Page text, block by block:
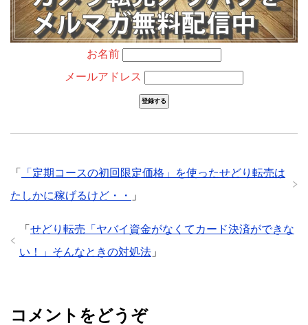
お名前
メールアドレス
「
「定期コースの初回限定価格」を使ったせどり転売は
たしかに稼げるけど・・
」
「 せどり転売「ヤバイ資金がなくてカード決済ができな
い！」そんなときの対処法 」
コメントをどうぞ